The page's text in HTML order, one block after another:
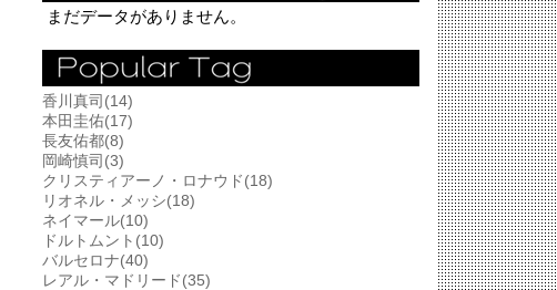
まだデータがありません。
香川真司(14)
本田圭佑(17)
長友佑都(8)
岡崎慎司(3)
クリスティアーノ・ロナウド(18)
リオネル・メッシ(18)
ネイマール(10)
ドルトムント(10)
バルセロナ(40)
レアル・マドリード(35)